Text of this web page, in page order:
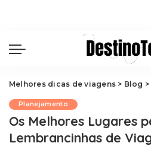
Melhores dicas de viagens > Blog >
Planejamento
Os Melhores Lugares
Lembrancinhas de